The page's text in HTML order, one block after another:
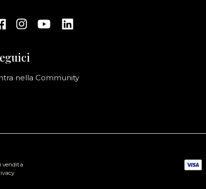
nella Community
vendita